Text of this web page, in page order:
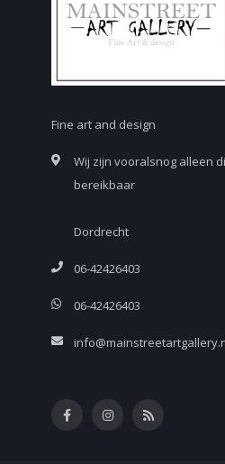
Fine art and design
Wij zijn vooralsnog alleen
bereikbaar
Dordrecht
06-42426403
06-42426403